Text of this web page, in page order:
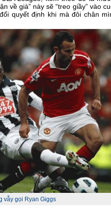
về già” này sẽ “treo giầy” vào
quyết định khi mà đôi chân
vẫy gọi Ryan Giggs